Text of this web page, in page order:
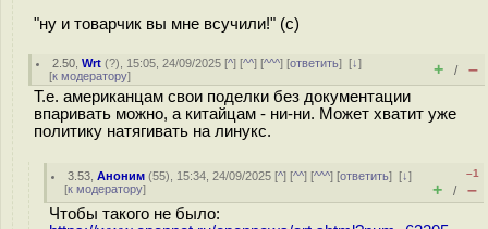
"ну и товарчик вы мне всучили!" (c)
2.50 ,Wrt (?), 15:05, 24/09/2025 [^] [^^] [^^^] [ответить][↓]
[к модератору] + / –
Т.е. американцам свои поделки без документации
впаривать можно, а китайцам - ни-ни. Может хватит уже
политику натягивать на линукс.
3.53 ,Аноним (55), 15:34, 24/09/2025 [^] [^^] [^^^] [ответить][↓]
[к модератору]
–1
+ / –
Чтобы такого не было: